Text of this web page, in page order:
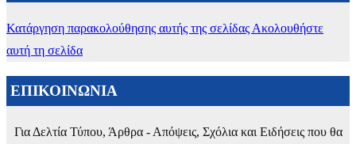
Κατάργηση παρακολούθησης αυτής της σελίδας Ακολουθήστε
αυτή τη σελίδα
ΕΠΙΚΟΙΝΩΝΙΑ
Για Δελτία Τύπου, Άρθρα - Απόψεις, Σχόλια και Ειδήσεις που θα